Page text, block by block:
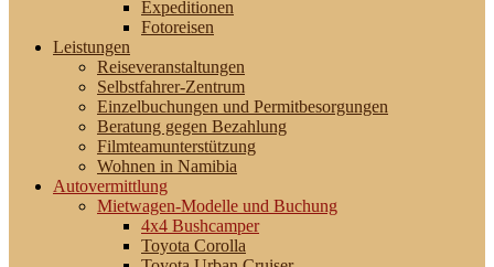
Expeditionen
Fotoreisen
Leistungen
Reiseveranstaltungen
Selbstfahrer-Zentrum
Einzelbuchungen und Permitbesorgungen
Beratung gegen Bezahlung
Filmteamunterstützung
Wohnen in Namibia
Autovermittlung
Mietwagen-Modelle und Buchung
4x4 Bushcamper
Toyota Corolla